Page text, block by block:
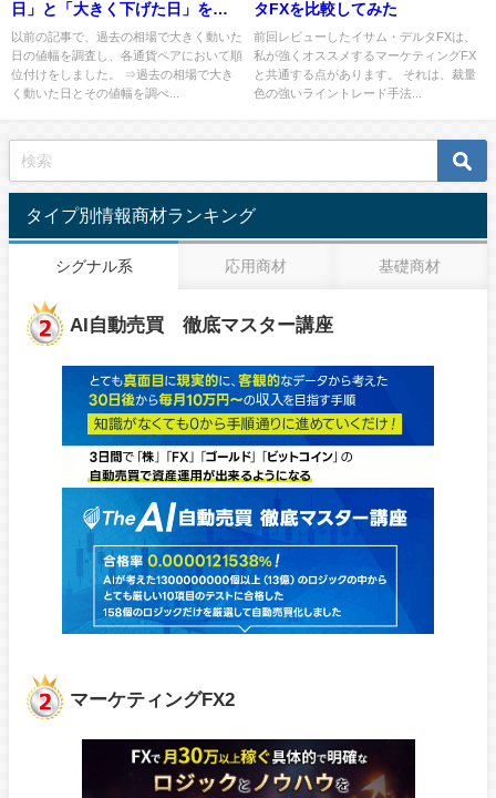
日」と「大きく下げた日」を比
較してみた
以前の記事で、過去の相場で大きく動いた
日の値幅を調査し、各通貨ペアにおいて順
位付けをしました。 ⇒過去の相場で大き
く動いた日とその値幅を調べ...
タFXを比較してみた
前回レビューしたイサム・デルタFXは、
私が強くオススメするマーケティングFX
と共通する点があります。 それは、裁量
色の強いライントレード手法...
タイプ別情報商材ランキング
シグナル系 応用商材 基礎商材
AI自動売買 徹底マスター講座
マーケティングFX2